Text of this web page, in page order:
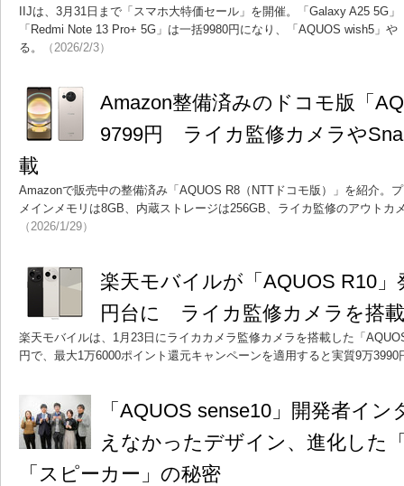
IIJは、3月31日まで「スマホ大特価セール」を開催。「Galaxy A25 5G
「Redmi Note 13 Pro+ 5G」は一括9980円になり、「AQUOS wish5」
る。
（2026/2/3）
Amazon整備済みのドコモ版「
9799円 ライカ監修カメラや
載
Amazonで販売中の整備済み「AQUOS R8（NTTドコモ版）」を紹介。
メインメモリは8GB、内蔵ストレージは256GB、ライカ監修のアウトカ
（2026/1/29）
楽天モバイルが「AQUOS R10
円台に ライカ監修カメラを搭載
楽天モバイルは、1月23日にライカカメラ監修カメラを搭載した「
円で、最大1万6000ポイント還元キャンペーンを適用すると実質9万3990
「AQUOS sense10」開発者イ
えなかったデザイン、進化した
「スピーカー」の秘密